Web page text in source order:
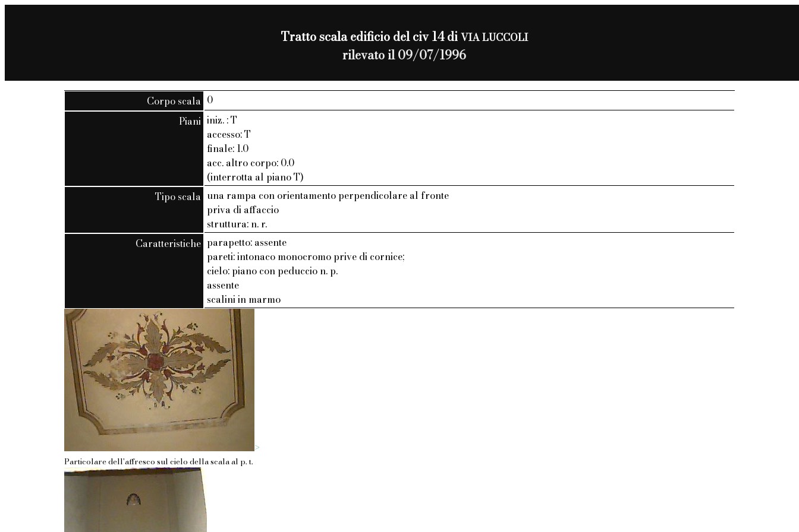
Tratto scala edificio del civ 14 diVIA LUCCOLI
rilevato il 09/07/1996
Corpo scala 0
Piani iniz. : T
accesso: T
finale: 1.0
acc. altro corpo: 0.0
(interrotta al piano T)
Tipo scala una rampa con orientamento perpendicolare al fronte
priva di affaccio
struttura: n. r.
Caratteristiche parapetto: assente
pareti: intonaco monocromo prive di cornice;
cielo: piano con peduccio n. p.
assente
scalini in marmo
>
Particolare dell'affresco sul cielo della scala al p. t.